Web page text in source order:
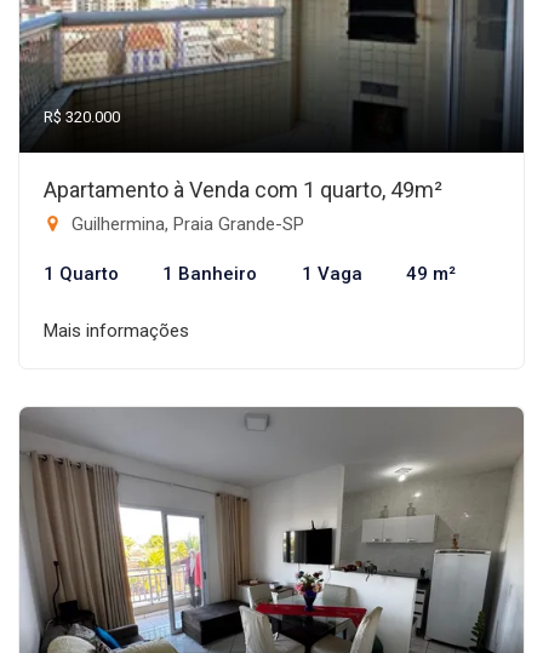
R$ 320.000
Apartamento à Venda com 1 quarto, 49m²
Guilhermina, Praia Grande-SP
1 Quarto 1 Banheiro 1 Vaga 49 m²
Mais informações